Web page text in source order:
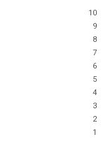
10
9
8
7
6
5
4
3
2
1